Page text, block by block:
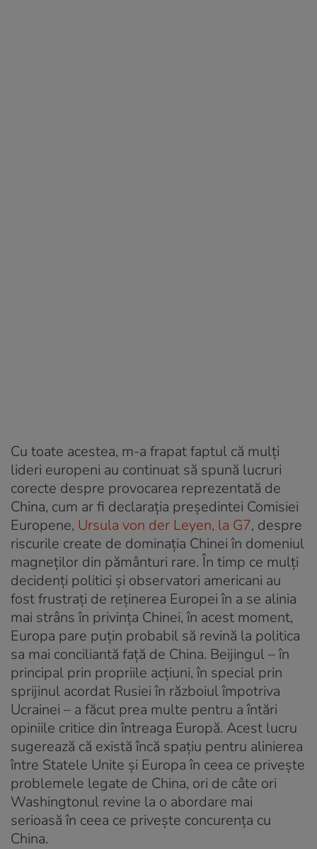
Cu toate acestea, m-a frapat faptul că mulți
lideri europeni au continuat să spună lucruri
corecte despre provocarea reprezentată de
China, cum ar fi declarația președintei Comisiei
Europene, Ursula von der Leyen, la G7, despre
riscurile create de dominația Chinei în domeniul
magneților din pământuri rare. În timp ce mulți
decidenți politici și observatori americani au
fost frustrați de reținerea Europei în a se alinia
mai strâns în privința Chinei, în acest moment,
Europa pare puțin probabil să revină la politica
sa mai conciliantă față de China. Beijingul – în
principal prin propriile acțiuni, în special prin
sprijinul acordat Rusiei în războiul împotriva
Ucrainei – a făcut prea multe pentru a întări
opiniile critice din întreaga Europă. Acest lucru
sugerează că există încă spațiu pentru alinierea
între Statele Unite și Europa în ceea ce privește
problemele legate de China, ori de câte ori
Washingtonul revine la o abordare mai
serioasă în ceea ce privește concurența cu
China.